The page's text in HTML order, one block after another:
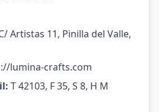
Artistas 11, Pinilla del Valle,
lumina-crafts.com
T 42103, F 35, S 8, H M